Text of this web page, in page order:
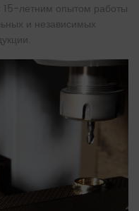
15-летним опытом работы
и независимых